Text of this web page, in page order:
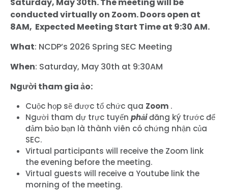
Saturday, May 30th. The meeting will be
conducted virtually on Zoom. Doors open at
8AM, Expected Meeting Start Time at 9:30 AM.
What: NCDP’s 2026 Spring SEC Meeting
When: Saturday, May 30th at 9:30AM
Người tham gia ảo:
Cuộc họp sẽ được tổ chức qua Zoom .
Người tham dự trực tuyến phảiđăng ký trước để
đảm bảo bạn là thành viên có chứng nhận của
SEC.
Virtual participants will receive the Zoom link
the evening before the meeting.
Virtual guests will receive a Youtube link the
morning of the meeting.